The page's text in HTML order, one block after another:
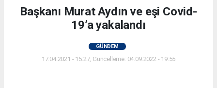
Başkanı Murat Aydın ve eşi Covid-
19’a yakalandı
GÜNDEM
17.04.2021 - 15:27, Güncelleme: 04.09.2022 - 19:55